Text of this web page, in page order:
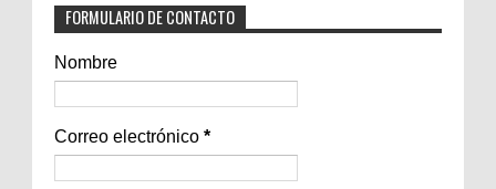
FORMULARIO DE CONTACTO
Nombre
Correo electrónico *